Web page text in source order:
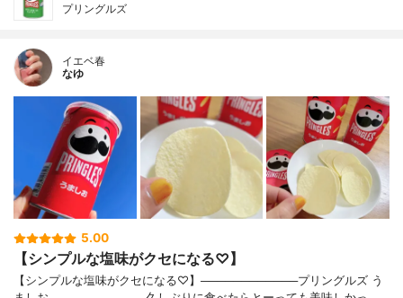
プリングルズ
イエベ春
なゆ
5.00
【シンプルな塩味がクセになる♡】
【シンプルな塩味がクセになる♡】────────────プリングルズ う